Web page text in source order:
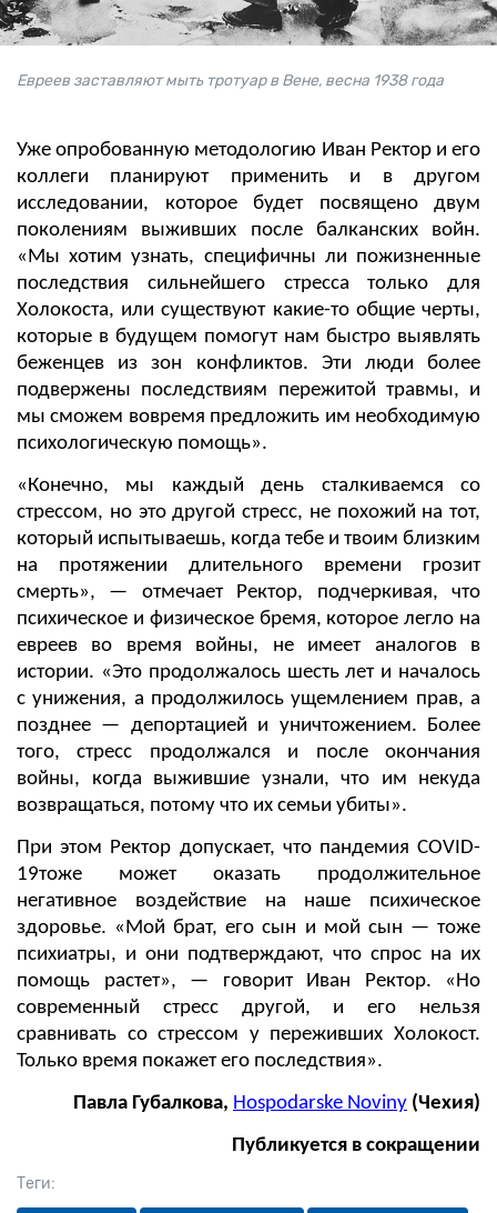
Теги:
Евреев заставляют мыть тротуар в Вене, весна 1938 года
Уже опробованную методологию Иван Ректор и его
коллеги планируют применить и в другом
исследовании, которое будет посвящено двум
поколениям выживших после балканских войн.
«Мы хотим узнать, специфичны ли пожизненные
последствия сильнейшего стресса только для
Холокоста, или существуют какие-то общие черты,
которые в будущем помогут нам быстро выявлять
беженцев из зон конфликтов. Эти люди более
подвержены последствиям пережитой травмы, и
мы сможем вовремя предложить им необходимую
психологическую помощь».
«Конечно, мы каждый день сталкиваемся со
стрессом, но это другой стресс, не похожий на тот,
который испытываешь, когда тебе и твоим близким
на протяжении длительного времени грозит
смерть», — отмечает Ректор, подчеркивая, что
психическое и физическое бремя, которое легло на
евреев во время войны, не имеет аналогов в
истории. «Это продолжалось шесть лет и началось
с унижения, а продолжилось ущемлением прав, а
позднее — депортацией и уничтожением. Более
того, стресс продолжался и после окончания
войны, когда выжившие узнали, что им некуда
возвращаться, потому что их семьи убиты».
При этом Ректор допускает, что пандемия COVID-
19тоже может оказать продолжительное
негативное воздействие на наше психическое
здоровье. «Мой брат, его сын и мой сын — тоже
психиатры, и они подтверждают, что спрос на их
помощь растет», — говорит Иван Ректор. «Но
современный стресс другой, и его нельзя
сравнивать со стрессом у переживших Холокост.
Только время покажет его последствия».
Павла Губалкова, Hospodarske Noviny (Чехия)
Публикуется в сокращении